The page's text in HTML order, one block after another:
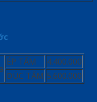
ÉP TẤM
4.400.000
ĐÚC TẤM 5.600.000